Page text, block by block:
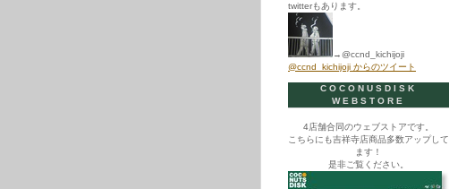
twitterもあります。
→@ccnd_kichijoji
@ccnd_kichijoji からのツイート
COCONUSDISK
WEBSTORE
4店舗合同のウェブストアです。
こちらにも吉祥寺店商品多数アップして
ます！
是非ご覧ください。